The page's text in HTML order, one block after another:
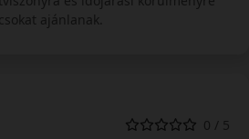
ajánlanak.
0 / 5